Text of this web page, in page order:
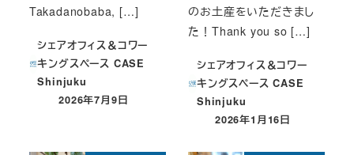
Takadanobaba, […]
シェアオフィス＆コワー
キングスペース CASE
Shinjuku
投稿日
2026年7月9日
のお土産をいただきまし
た！Thank you so […]
シェアオフィス＆コワー
キングスペース CASE
Shinjuku
投稿日
2026年1月16日